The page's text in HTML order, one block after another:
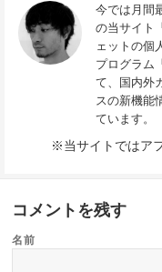
今では月間
の当サイト
ェットの個
プログラム
て、国内外
スの新機能
ています。
※当サイトではア
コメントを残す
名前